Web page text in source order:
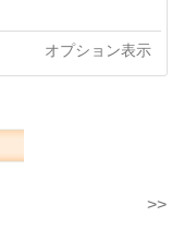
オプション表示
>>